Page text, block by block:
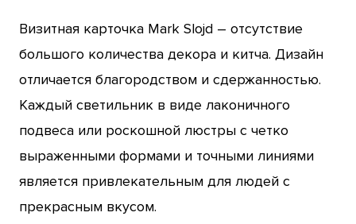
Визитная карточка Mark Slojd – отсутствие
большого количества декора и китча. Дизайн
отличается благородством и сдержанностью.
Каждый светильник в виде лаконичного
подвеса или роскошной люстры с четко
выраженными формами и точными линиями
является привлекательным для людей с
прекрасным вкусом.